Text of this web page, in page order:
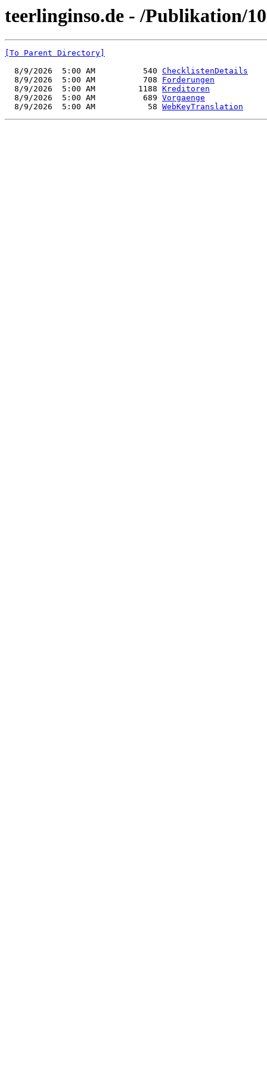
teerlinginso.de - /Publikation/
[To Parent Directory]
  8/9/2026  5:00 AM          540
ChecklistenDetails
  8/9/2026  5:00 AM          708
Forderungen
  8/9/2026  5:00 AM         1188
Kreditoren
  8/9/2026  5:00 AM          689
Vorgaenge
  8/9/2026  5:00 AM           58
WebKeyTranslation